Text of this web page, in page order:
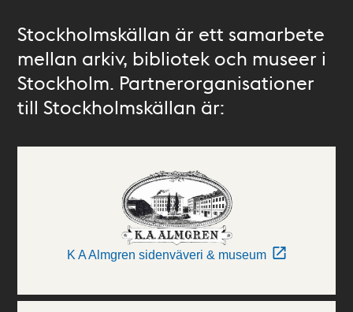
Stockholmskällan är ett samarbete
mellan arkiv, bibliotek och museer i
Stockholm. Partnerorganisationer
till Stockholmskällan är:
K A Almgren sidenväveri & museum